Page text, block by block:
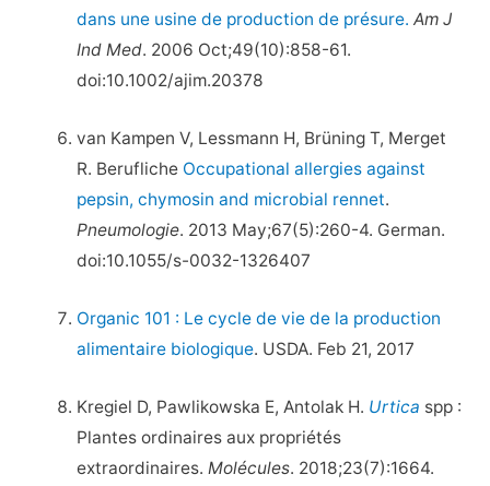
dans une usine de production de présure. Am J
Ind Med. 2006 Oct;49(10):858-61.
doi:10.1002/ajim.20378
van Kampen V, Lessmann H, Brüning T, Merget
R. Berufliche Occupational allergies against
pepsin, chymosin and microbial rennet.
Pneumologie. 2013 May;67(5):260-4. German.
doi:10.1055/s-0032-1326407
Organic 101 : Le cycle de vie de la production
alimentaire biologique. USDA. Feb 21, 2017
Kregiel D, Pawlikowska E, Antolak H. Urtica spp :
Plantes ordinaires aux propriétés
extraordinaires. Molécules. 2018;23(7):1664.